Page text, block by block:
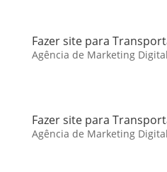
Fazer site para
Agência de Marketing
Fazer site para
Agência de Marketing